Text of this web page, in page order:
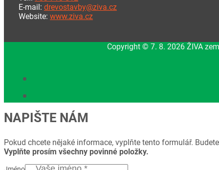
E-mail: drevostavby@ziva.cz
Website: www.ziva.cz
Copyright © 7. 8. 2026 ŽIVA
NAPIŠTE NÁM
Pokud chcete nějaké informace, vyplňte tento formulář.
Vyplňte prosím všechny povinné položky.